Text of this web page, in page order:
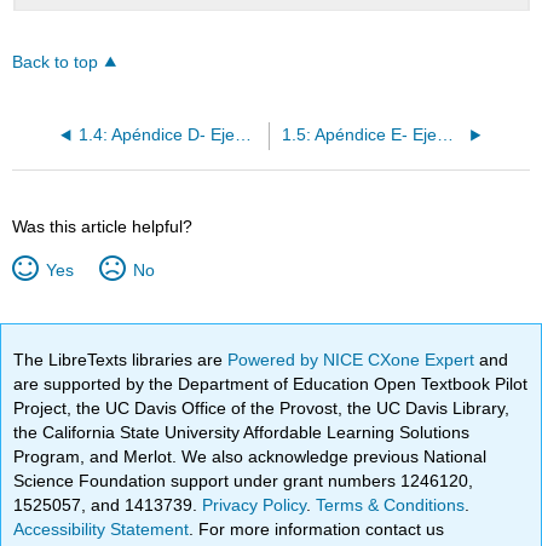
Back to top
1.4: Apéndice D- Ejemplo de Formulario de Reporte de Lesiones 1.5: Apéndice E- Ejemplo de Formulario de Inspección de Patio
Was this article helpful?
Yes No
The LibreTexts libraries are Powered by NICE CXone Expertand
are supported by the Department of Education Open Textbook Pilot
Project, the UC Davis Office of the Provost, the UC Davis Library,
the California State University Affordable Learning Solutions
Program, and Merlot. We also acknowledge previous National
Science Foundation support under grant numbers 1246120,
1525057, and 1413739. Privacy Policy.Terms & Conditions
Accessibility Statement . For more information contact us